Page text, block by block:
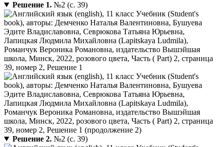
Решение 1.№2 (с. 39)
Решение 2.№2 (с. 39)